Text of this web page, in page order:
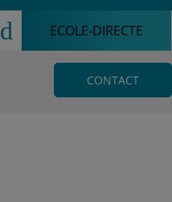
d ECOLE-DIRECTE
CONTACT